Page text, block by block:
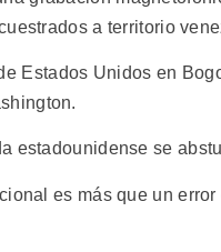
a territorio
Estados Unidos en
estadounidense se
es más que un